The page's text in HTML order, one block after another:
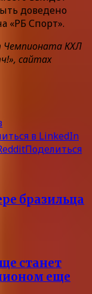
доведено
«РБ Спорт».
КХЛ
сайтах
в LinkedIn
Поделиться
бразильца
станет
еще